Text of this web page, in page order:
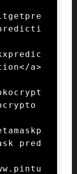
a>
pred